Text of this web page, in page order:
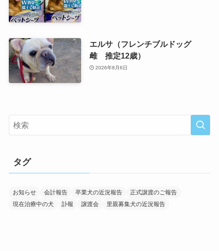
エルサ（フレンチブルドッグ
雌 推定12歳）
2026年8月6日
タグ
お知らせ 会計報告 卒業犬の近況報告
正式譲渡のご報告
現在治療中の犬
訃報 譲渡会 里親募集犬の近況報告